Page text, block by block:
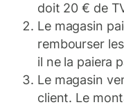
doit 20 € de
Le magasin
rembourser
il ne la paiera
Le magasin
client. Le